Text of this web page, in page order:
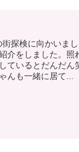
探検に向かいま
介をしました。照
ているとだんだん
んも一緒に居て...